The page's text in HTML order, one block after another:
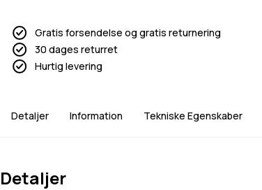
Gratis forsendelse og gratis returnering
30 dages returret
Hurtig levering
Detaljer Information Tekniske Egenskaber
Detaljer